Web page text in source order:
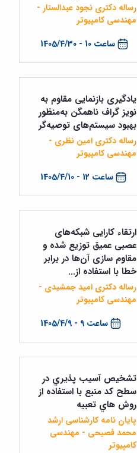
ساعت 10 - 1405/4/30
رساله دکتری نجود عبدالستار -
مهندسی کامپیوتر
ساعت 12 - 1405/4/10
یادگیری بازنمایی مقاوم به
نویز گراف ناهمگن به‌منظور
بهبود سیستم‌های توصیه‌گر
رساله دکتری امین نظری -
مهندسی کامپیوتر
ساعت 9 - 1405/4/9
ارتقاء کارایی شبکه‌های
عصبی عمیق توزیع شده و
مقاوم سازی آن‌ها در برابر
خطا با استفاده از...
رساله دکتری امید جمشیدی -
مهندسی کامپیوتر
تشخيص آسيب پذيري در
سطح كد منبع با استفاده از
روش هاي تعبيه
پایان نامه کارشناسی ارشد
محمد فصیحی - مهندسی
کامپیوتر